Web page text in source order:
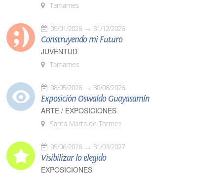
Tamames
09/01/2026 31/12/2026
Construyendo mi Futuro
JUVENTUD
Tamames
08/05/2026 30/08/2026
Exposición Oswaldo Guayasamín
ARTE / EXPOSICIONES
Santa Marta de Tormes
05/06/2026 31/03/2027
Visibilizar lo elegido
EXPOSICIONES